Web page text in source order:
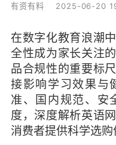
有资有料 2025-06-20
在数字化教育浪潮
全性成为家长关注
品合规性的重要标
接影响学习效果与
准、国内规范、安
度，深度解析英语
消费者提供科学选购